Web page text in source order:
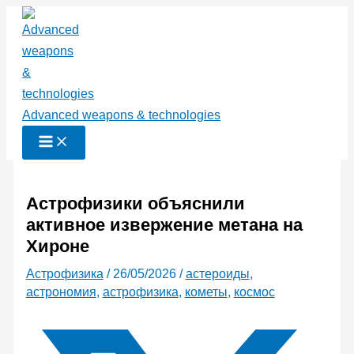
Перейти
содержимому
Advanced weapons & technologies
Астрофизики объяснили
активное извержение метана на
Хироне
Астрофизика / 26/05/2026 /астероиды,
астрономия, астрофизика, кометы, космос